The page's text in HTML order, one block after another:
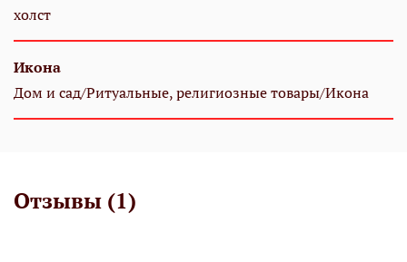
холст
Икона
Дом и сад/Ритуальные, религиозные товары/Икона
Отзывы (1)